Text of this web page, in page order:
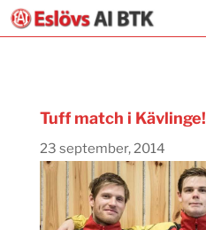
Tuff match i Kävlinge!
23 september, 2014